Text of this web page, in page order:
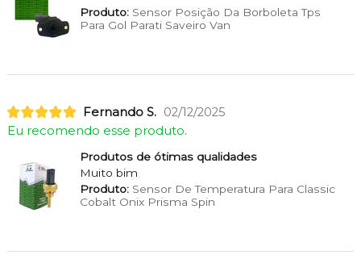
Produto:Sensor Posição Da Borboleta Tps
Para Gol Parati Saveiro Van
Fernando S. 02/12/2025
Eu recomendo esse produto.
Produtos de ótimas qualidades
Muito bim
Produto:Sensor De Temperatura Para Classic
Cobalt Onix Prisma Spin